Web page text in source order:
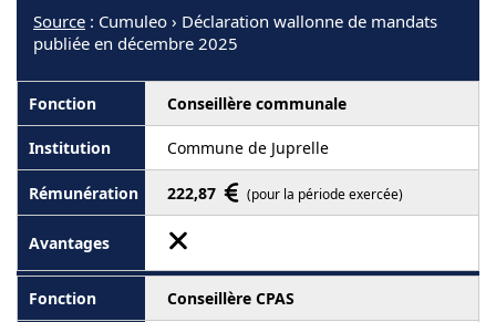
Source : Cumuleo › Déclaration wallonne de mandats
publiée en décembre 2025
Conseillère communale
Commune de Juprelle
222,87 (pour la période exercée)
Conseillère CPAS